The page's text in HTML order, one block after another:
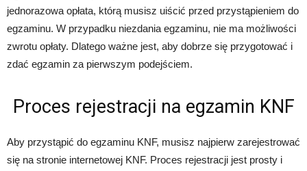
jednorazowa opłata, którą musisz uiścić przed przystąpieniem do
egzaminu. W przypadku niezdania egzaminu, nie ma możliwości
zwrotu opłaty. Dlatego ważne jest, aby dobrze się przygotować i
zdać egzamin za pierwszym podejściem.
Proces rejestracji na egzamin KNF
Aby przystąpić do egzaminu KNF, musisz najpierw zarejestrować
się na stronie internetowej KNF. Proces rejestracji jest prosty i